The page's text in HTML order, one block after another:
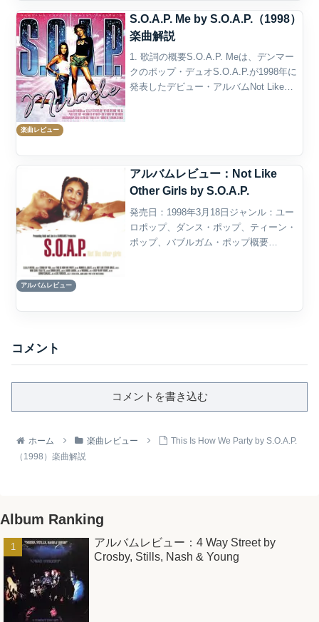
楽曲レビュー
S.O.A.P. Me by S.O.A.P.（1998）
楽曲解説
1. 歌詞の概要S.O.A.P. Meは、デンマー
クのポップ・デュオS.O.A.P.が1998年に
発表したデビュー・アルバムNot Like
アルバムレビュー
アルバムレビュー：Not Like
Other Girls by S.O.A.P.
発売日：1998年3月18日ジャンル：ユー
ロポップ、ダンス・ポップ、ティーン・
ポップ、バブルガム・ポップ概要
コメント
コメントを書き込む
ホーム 楽曲レビュー
This Is How We Party by S.O.A.P.
（1998）楽曲解説
Album Ranking
アルバムレビュー：4 Way Street by
Crosby, Stills, Nash & Young